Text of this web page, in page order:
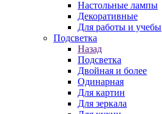
Настольные лампы
Декоративные
Для работы и учебы
Подсветка
Назад
Подсветка
Двойная и более
Одинарная
Для картин
Для зеркала